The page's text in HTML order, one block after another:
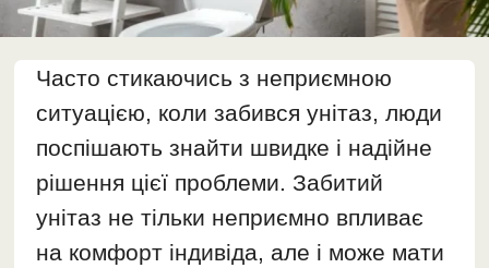
Часто стикаючись з неприємною
ситуацією, коли забився унітаз, люди
поспішають знайти швидке і надійне
рішення цієї проблеми. Забитий
унітаз не тільки неприємно впливає
на комфорт індивіда, але і може мати